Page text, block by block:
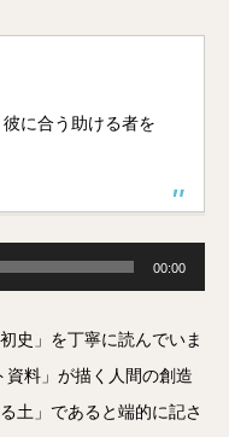
彼に合う助ける者を
00:00
史」を丁寧に読んでいま
料」が描く人間の創造
土」であると端的に記さ